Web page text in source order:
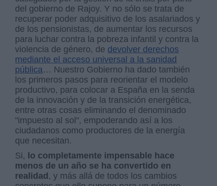
del gobierno de Rajoy. Y no sólo se trata de
recuperar poder adquisitivo de los asalariados y
de los pensionistas, de aumentar los recursos
para luchar contra la pobreza infantil y contra la
violencia de género, de devolver derechos
mediante el acceso universal a la sanidad
pública… Nuestro Gobierno ha dado también
los primeros pasos para reorientar el modelo
productivo, para colocar a España en la senda
de la innovación y de la transición energética,
entre otras cosas eliminando el denominado
"impuesto al sol", empoderando así a los
ciudadanos como productores de la energía
que necesitan.
Si, lo completamente impensable hace
menos de un año se ha convertido en
realidad, y más allá de todos los cambios